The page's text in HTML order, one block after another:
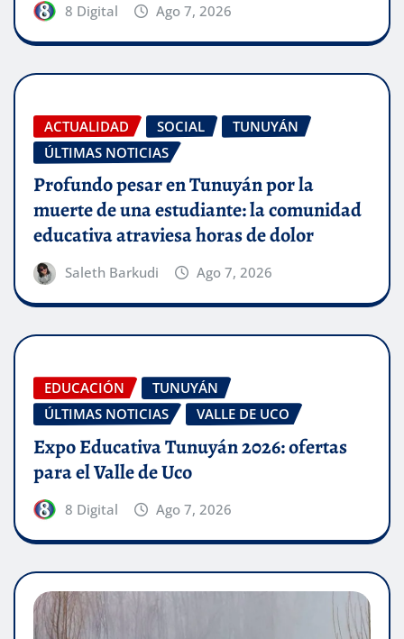
8 Digital Ago 7, 2026
ACTUALIDAD SOCIAL
TUNUYÁN
ÚLTIMAS NOTICIAS
Profundo pesar en Tunuyán por la
muerte de una estudiante: la comunidad
educativa atraviesa horas de dolor
Saleth Barkudi Ago 7, 2026
EDUCACIÓN
TUNUYÁN
ÚLTIMAS NOTICIAS
VALLE DE UCO
Expo Educativa Tunuyán 2026: ofertas
para el Valle de Uco
8 Digital Ago 7, 2026